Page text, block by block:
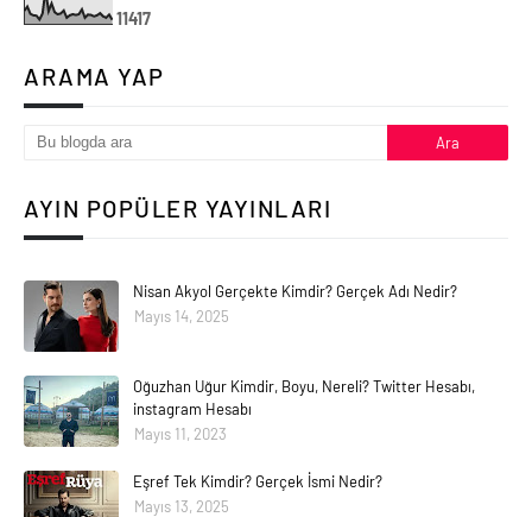
11417
ARAMA YAP
AYIN POPÜLER YAYINLARI
Nisan Akyol Gerçekte Kimdir? Gerçek Adı Nedir?
Mayıs 14, 2025
Oğuzhan Uğur Kimdir, Boyu, Nereli? Twitter Hesabı,
instagram Hesabı
Mayıs 11, 2023
Eşref Tek Kimdir? Gerçek İsmi Nedir?
Mayıs 13, 2025